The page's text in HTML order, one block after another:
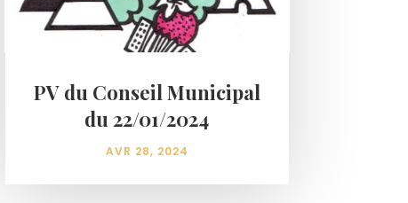
PV du Conseil Municipal
du 22/01/2024
AVR 28, 2024